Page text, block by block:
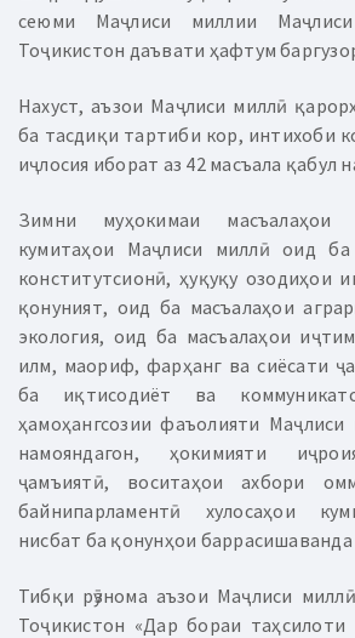
сеюми Маҷлиси миллии
Тоҷикистон даъвати ҳафтум
Нахуст, аъзои Маҷлиси миллӣ
ба тасдиқи тартиби кор, интихоби
иҷлосия иборат аз 42 масъала қабул
Зимни муҳокимаи масъалаҳои
кумитаҳои Маҷлиси миллӣ оид
конститутсионӣ, ҳуқуқу озодиҳои
қонуният, оид ба масъалаҳои
экология, оид ба масъалаҳои
илм, маориф, фарҳанг ва сиёсати
ба иқтисодиёт ва
ҳамоҳангсозии фаъолияти
намояндагон, ҳокимияти
ҷамъиятӣ, воситаҳои ахбори
байнипарламентӣ хулосаҳои
нисбат ба қонунҳои
Тибқи рӯзнома аъзои Маҷлиси
Тоҷикистон «Дар бораи таҳсилоти